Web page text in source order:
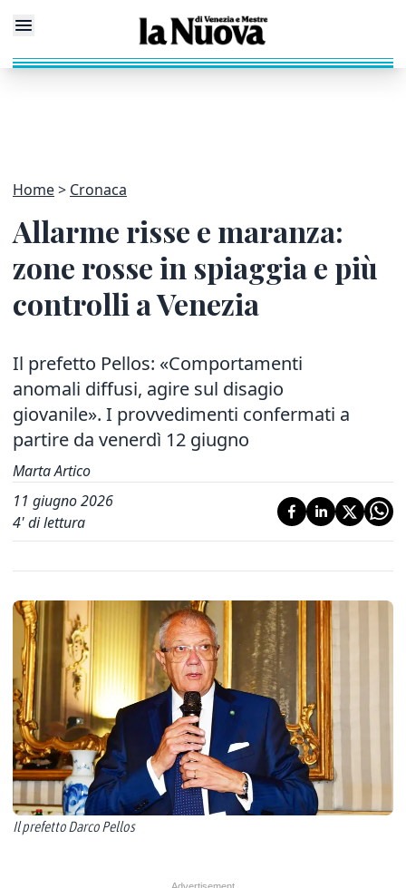
Home Cronaca
Allarme risse e maranza:
zone rosse in spiaggia e più
controlli a Venezia
Il prefetto Pellos: «Comportamenti
anomali diffusi, agire sul disagio
giovanile». I provvedimenti confermati a
partire da venerdì 12 giugno
Marta Artico
11 giugno 2026
4' di lettura
Il prefetto Darco Pellos